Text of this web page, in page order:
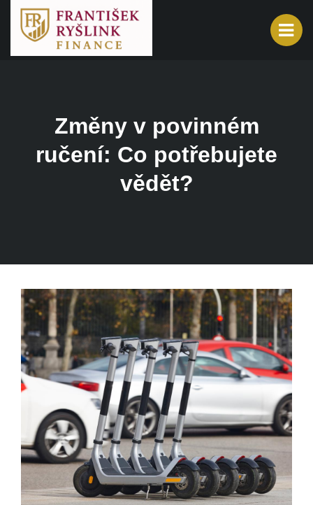
Změny v povinném
ručení: Co potřebujete
vědět?